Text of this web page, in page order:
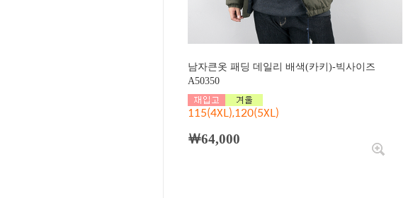
남자큰옷 패딩 데일리 배색(카키)-빅사이즈
A50350
115(4XL),120(5XL)
￦64,000